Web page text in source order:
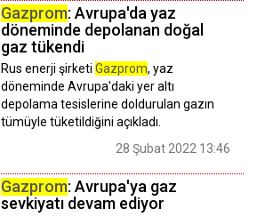
Gazprom: Avrupa'da yaz
döneminde depolanan doğal
gaz tükendi
Rus enerji şirketi Gazprom, yaz
döneminde Avrupa'daki yer altı
depolama tesislerine doldurulan gazın
tümüyle tüketildiğini açıkladı.
28 Şubat 2022 13:46
Gazprom: Avrupa'ya gaz
sevkiyatı devam ediyor